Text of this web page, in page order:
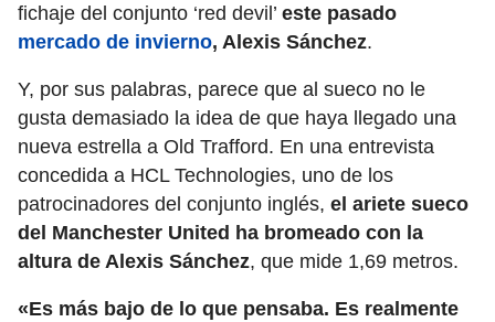
fichaje del conjunto ‘red devil’ este pasado
mercado de invierno, Alexis Sánchez.
Y, por sus palabras, parece que al sueco no le
gusta demasiado la idea de que haya llegado una
nueva estrella a Old Trafford. En una entrevista
concedida a HCL Technologies, uno de los
patrocinadores del conjunto inglés, el ariete sueco
del Manchester United ha bromeado con la
altura de Alexis Sánchez, que mide 1,69 metros.
«Es más bajo de lo que pensaba. Es realmente